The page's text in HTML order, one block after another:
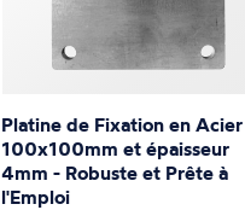
Platine de Fixation en Acier
100x100mm et épaisseur
4mm - Robuste et Prête à
l'Emploi